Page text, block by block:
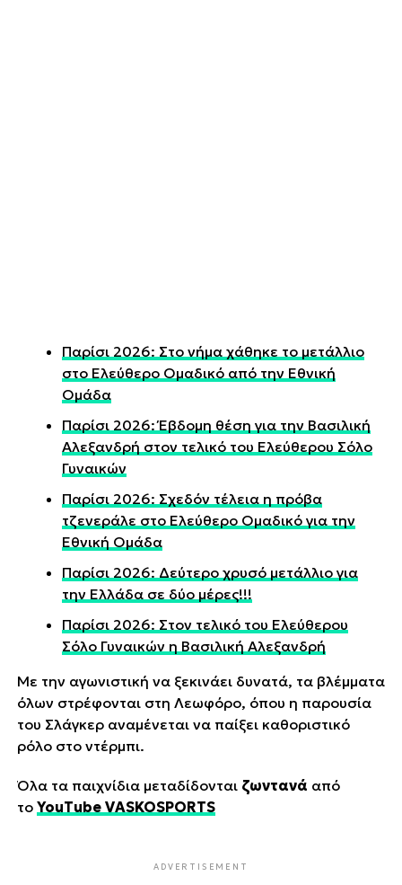
Παρίσι 2026: Στο νήμα χάθηκε το μετάλλιο
στο Ελεύθερο Ομαδικό από την Εθνική
Ομάδα
Παρίσι 2026: Έβδομη θέση για την Βασιλική
Αλεξανδρή στον τελικό του Ελεύθερου Σόλο
Γυναικών
Παρίσι 2026: Σχεδόν τέλεια η πρόβα
τζενεράλε στο Ελεύθερο Ομαδικό για την
Εθνική Ομάδα
Παρίσι 2026: Δεύτερο χρυσό μετάλλιο για
την Ελλάδα σε δύο μέρες!!!
Παρίσι 2026: Στον τελικό του Ελεύθερου
Σόλο Γυναικών η Βασιλική Αλεξανδρή
Με την αγωνιστική να ξεκινάει δυνατά, τα βλέμματα
όλων στρέφονται στη Λεωφόρο, όπου η παρουσία
του Σλάγκερ αναμένεται να παίξει καθοριστικό
ρόλο στο ντέρμπι.
Όλα τα παιχνίδια μεταδίδονται ζωντανά από
το YouTube VASKOSPORTS
ADVERTISEMENT